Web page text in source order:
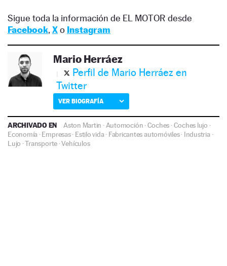
Sigue toda la información de EL MOTOR desde
Facebook, Xo Instagram
Mario Herráez
Perfil de Mario Herráez en
Twitter
VER BIOGRAFÍA
ARCHIVADO EN Aston Martin · Automoción ·Coches ·Coches lujo ·
Economía ·Empresas· Estilo vida· Fabricantes automóviles· Industria·
Lujo ·Transporte ·Vehículos